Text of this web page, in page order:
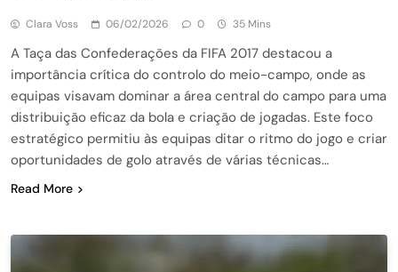
Clara Voss 06/02/2026 0 35 Mins
A Taça das Confederações da FIFA 2017 destacou a
importância crítica do controlo do meio-campo, onde as
equipas visavam dominar a área central do campo para uma
distribuição eficaz da bola e criação de jogadas. Este foco
estratégico permitiu às equipas ditar o ritmo do jogo e criar
oportunidades de golo através de várias técnicas…
Read More